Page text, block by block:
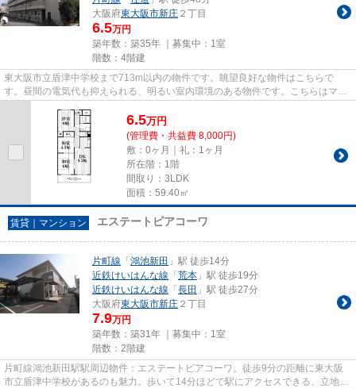
大阪府東大阪市新庄 ２丁目
6.5万円
築年数：築35年 ｜募集中： 1室
階数：4階建
東大阪市立盾津中学校まで713m以内の物件です。眺望良好な物件はこちらで
す。昼間の電気代も抑えられる、明るい室内環境のある物件です。こちらはマン
ションタイプになります。住都エ...
6.5万円
(管理費・共益費 8,000円)
敷：0ヶ月｜礼：1ヶ月
所在階：1階
間取り：3LDK
面積：59.40㎡
賃貸｜マンション エステートピアコーワ
片町線 「 鴻池新田 」駅 徒歩14分
近鉄けいはんな線 「 荒本 」駅 徒歩19分
近鉄けいはんな線 「 長田 」駅 徒歩27分
大阪府東大阪市新庄 ２丁目
7.9万円
築年数：築31年 ｜募集中： 1室
階数：2階建
片町線鴻池新田駅駅周辺物件：エステートピアコーワ。徒歩9分の距離に東大阪
市立盾津中学校があるのも魅力。歩いて14分ほどで駅にアクセスできる、立地の